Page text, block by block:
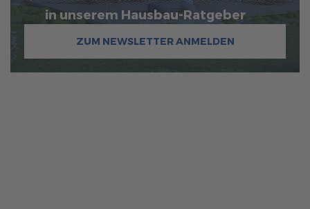
in unserem Hausbau-Ratgeber
ZUM NEWSLETTER ANMELDEN